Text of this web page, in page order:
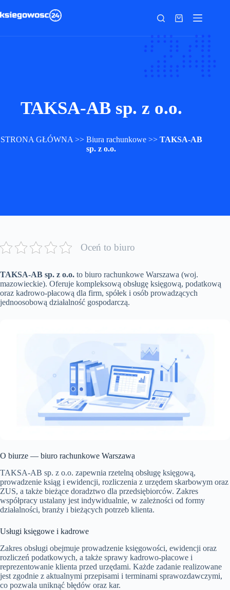
do
Koszyk
TAKSA-AB sp. z o.o.
STRONA GŁÓWNA >> Biura rachunkowe>> TAKSA-AB
sp. z o.o.
Oceń to biuro
TAKSA-AB sp. z o.o. to biuro rachunkowe Warszawa (woj.
mazowieckie). Oferuje kompleksową obsługę księgową, podatkową
oraz kadrowo-płacową dla firm, spółek i osób prowadzących
jednoosobową działalność gospodarczą.
O biurze — biuro rachunkowe Warszawa
TAKSA-AB sp. z o.o. zapewnia rzetelną obsługę księgową,
prowadzenie ksiąg i ewidencji, rozliczenia z urzędem skarbowym oraz
ZUS, a także bieżące doradztwo dla przedsiębiorców. Zakres
współpracy ustalany jest indywidualnie, w zależności od formy
działalności, branży i bieżących potrzeb klienta.
Usługi księgowe i kadrowe
Zakres obsługi obejmuje prowadzenie księgowości, ewidencji oraz
rozliczeń podatkowych, a także sprawy kadrowo-płacowe i
reprezentowanie klienta przed urzędami. Każde zadanie realizowane
jest zgodnie z aktualnymi przepisami i terminami sprawozdawczymi,
co pozwala uniknąć błędów oraz kar.